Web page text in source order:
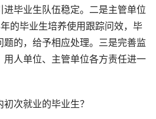
毕业生队伍稳定。二是主管单位
的毕业生培养使用跟踪问效，毕
的，给予相应处理。三是完善监
人单位、主管单位各方责任进一
次就业的毕业生？